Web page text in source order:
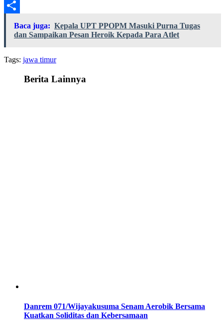
Telegram
Share
Baca juga: Kepala UPT PPOPM Masuki Purna Tugas
dan Sampaikan Pesan Heroik Kepada Para Atlet
Tags: jawa timur
Berita Lainnya
Danrem 071/Wijayakusuma Senam Aerobik Bersama
Kuatkan Soliditas dan Kebersamaan